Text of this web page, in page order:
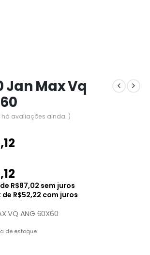
Jan Max Vq
há avaliações ainda. )
R$87,02 sem juros
de R$52,22 com juros
VQ ANG 60X60
de estoque